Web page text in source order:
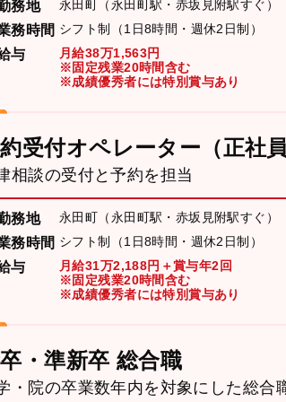
務地 永田町（永田町駅・赤坂見附駅すぐ）
務時間 シフト制（1日8時間・週休2日制）
与
月給38万1,563円
※固定残業20時間含む
※成績優秀者には特別賞与あり
受付オペレーター（正社員
相談の受付と予約を担当
務地 永田町（永田町駅・赤坂見附駅すぐ）
務時間 シフト制（1日8時間・週休2日制）
与
月給31万2,188円＋賞与年2回
※固定残業20時間含む
※成績優秀者には特別賞与あり
・準新卒 総合職
・院の卒業数年内を対象にした総合